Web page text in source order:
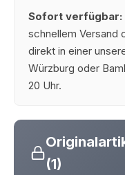
Sofort verfügbar:
schnellem Versand
direkt in einer
Würzburg oder
20 Uhr.
(1)